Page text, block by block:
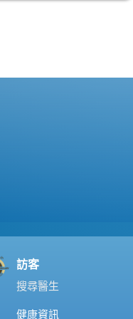
訪客
搜尋醫生
健康資訊